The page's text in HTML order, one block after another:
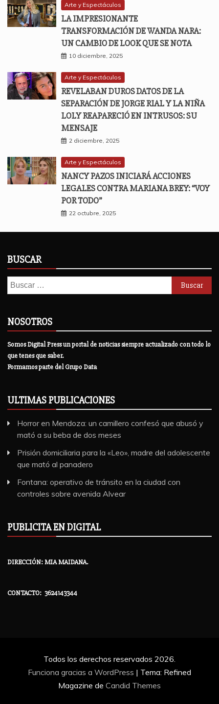
Arte y Espectáculos
LA IMPRESIONANTE
TRANSFORMACIÓN DE WANDA NARA:
UN CAMBIO DE LOOK QUE SE NOTA
10 diciembre, 2025
Arte y Espectáculos
REVELABAN DUROS DATOS DE LA
SEPARACIÓN DE JORGE RIAL Y LA NIÑA
LOLY REAPARECIÓ EN INTRUSOS: SU
MENSAJE
2 diciembre, 2025
Arte y Espectáculos
NANCY PAZOS INICIARÁ ACCIONES
LEGALES CONTRA MARIANA BREY: “VOY
POR TODO”
22 octubre, 2025
BUSCAR
Buscar:
NOSOTROS
Somos Digital Press un portal de noticias siempre actualizado con todo lo
que tenes que saber.
Formamos parte del Grupo Data
ULTIMAS PUBLICACIONES
Horror en Mendoza: un camillero confesó que abusó y
mató a su beba de dos meses
Prisión domiciliaria para la «Leo», madre del adolescente
que mató al panadero
Fontana: operativo de tránsito en la ciudad con
controles sobre avenida Alvear
PUBLICITA EN DIGITAL
DIRECCIÓN: MIA MAIDANA.
CONTACTO: 3624143344
Todos los derechos reservados 2026.
Funciona gracias a WordPress | Tema: Refined
Magazine de Candid Themes